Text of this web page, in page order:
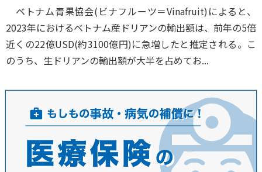
ベトナム青果協会(ビナフルーツ＝Vinafruit)によると、
2023年におけるベトナム産ドリアンの輸出額は、前年の5倍
近くの22億USD(約3100億円)に急増したと推定される。こ
のうち、生ドリアンの輸出額が大半を占めてお...